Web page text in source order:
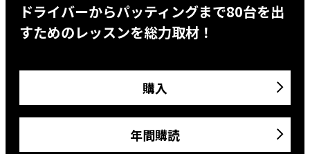
ドライバーからパッティングまで80台を出
すためのレッスンを総力取材！
購入
年間購読